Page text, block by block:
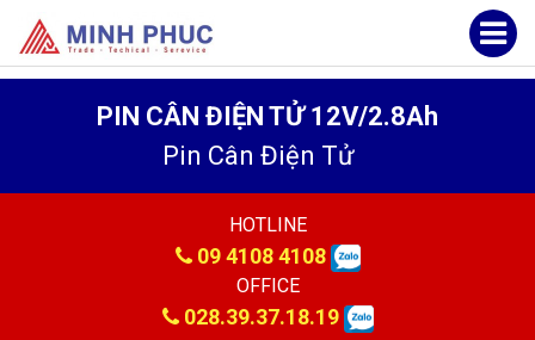
PIN CÂN ĐIỆN TỬ 12V/2.8Ah
Pin Cân Điện Tử
HOTLINE
09 4108 4108
OFFICE
028.39.37.18.19